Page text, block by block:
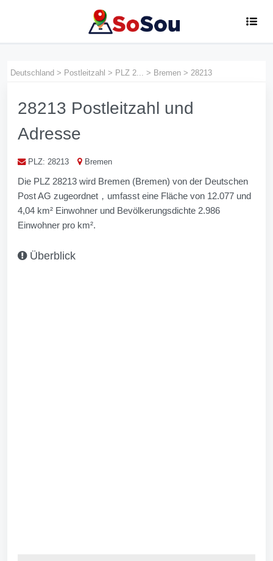
Deutschland > Postleitzahl > PLZ 2... > Bremen > 28213
28213 Postleitzahl und
Adresse
PLZ: 28213 Bremen
Die PLZ 28213 wird Bremen (Bremen) von der Deutschen
Post AG zugeordnet，umfasst eine Fläche von 12.077 und
4,04 km² Einwohner und Bevölkerungs­dichte 2.986
Einwohner pro km².
Überblick